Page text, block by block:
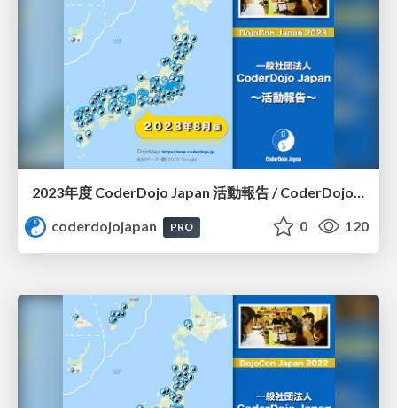
2023年度 CoderDojo Japan 活動報告 / CoderDojo Japan in 2023
coderdojojapan
PRO 0 120